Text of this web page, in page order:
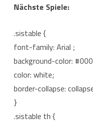
Nächste Spiele:
.sistable {
font-family: Arial ;
background-color:
color: white;
border-collapse:
}
.sistable th {